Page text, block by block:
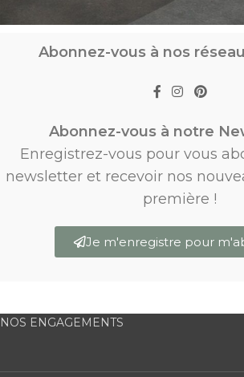
Abonnez-vous à nos
Abonnez-vous à notre
Enregistrez-vous pour vous
newsletter et recevoir nos
première !
Je m'enregistre pour
NOS ENGAGEMENTS